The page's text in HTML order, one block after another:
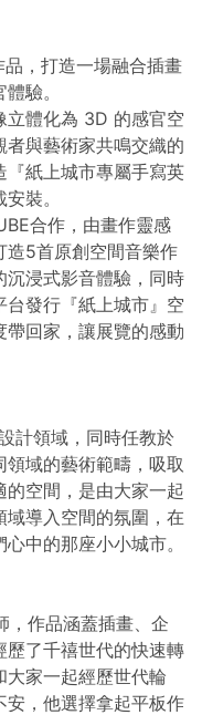
，打造一場融合插畫
驗。
立體化為 3D 的感官空
與藝術家共鳴交織的
『紙上城市專屬手寫英
裝。
合作，由畫作靈感
造5首原創空間音樂作
沉浸式影音體驗，同時
發行『紙上城市』空
回家，讓展覽的感動
計領域，同時任教於
域的藝術範疇，吸取
空間，是由大家一起
導入空間的氛圍，在
中的那座小小城市。
，作品涵蓋插畫、企
歷了千禧世代的快速轉
家一起經歷世代輪
安，他選擇拿起平板作